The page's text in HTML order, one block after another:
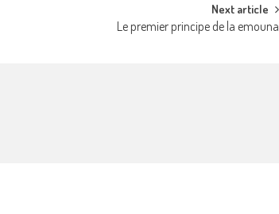
Next article
Le premier principe de la emouna